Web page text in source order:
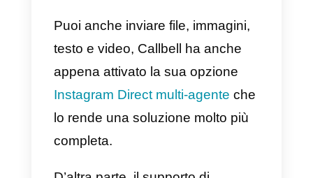
a) Callbell
Callbellè una delle migliori
opzioni per iniziare a utilizzare